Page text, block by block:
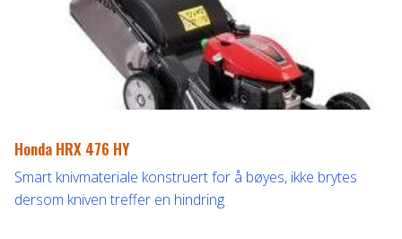
Honda HRX 476 HY
Smart knivmateriale konstruert for å bøyes, ikke brytes
dersom kniven treffer en hindring